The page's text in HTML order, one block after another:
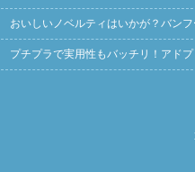
おいしいノベルティはいかが？バン
プチプラで実用性もバッチリ！アド